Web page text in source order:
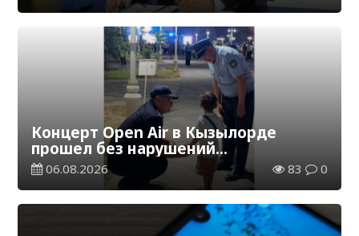
Концерт Open Air в Кызылорде
прошел без нарушений
общественного порядка
06.08.2026 83 0